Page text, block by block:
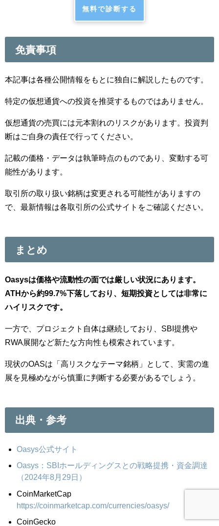
無料で診断する
免責事項
本記事は各種公開情報をもとに独自に解説したものです。
特定の仮想通貨への投資を推奨するものではありません。
仮想通貨の売買には元本割れのリスクがあります。投資判
断はご自身の責任で行ってください。
記載の価格・データは執筆時点のものであり、変動する可
能性があります。
取引所の取り扱い銘柄は変更される可能性がありますの
で、最新情報は各取引所の公式サイトをご確認ください。
まとめ
Oasysは価格や流動性の面では厳しい状況にあります。
ATHから約99.7%下落しており、短期投資としては非常に
ハイリスクです。
一方で、プロジェクト自体は継続しており、SBI提携や
RWA展開など新たな方向性も模索されています。
現状のOASは「高リスクなテーマ銘柄」として、実需の進
展を見極めながら慎重に判断する必要があるでしょう。
出典・参考
Oasys公式サイト
Oasys：SBIホールディングスとの戦略提携・資金調達
（2024年8月29日）
CoinMarketCap
https://coinmarketcap.com/currencies/oasys/
CoinGecko